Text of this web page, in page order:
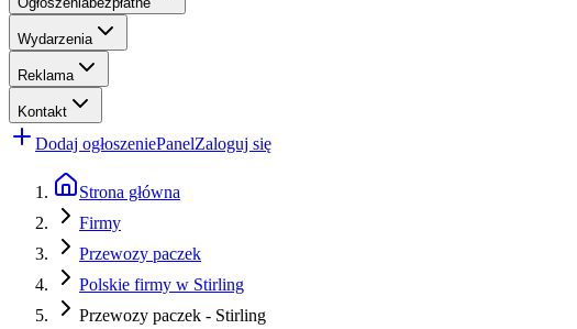
Wydarzenia
Reklama
Kontakt
Dodaj ogłoszeniePanelZaloguj się
Strona główna
Firmy
Przewozy paczek
Polskie firmy w Stirling
Przewozy paczek - Stirling